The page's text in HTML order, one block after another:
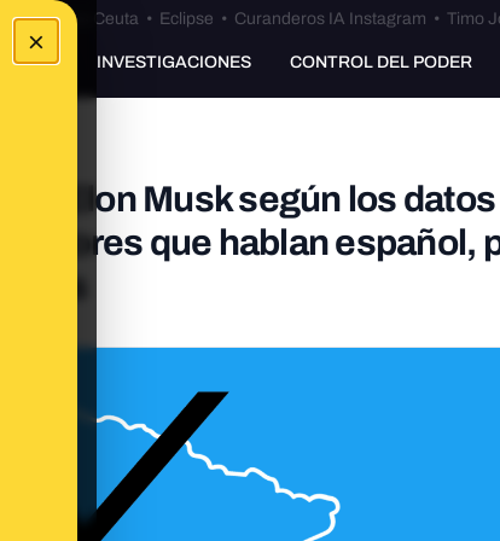
×
•Bulos Ceuta • Eclipse • Curanderos IA Instagram • Timo
INVESTIGACIONES CONTROL DEL PODER
de Elon Musk según los
que hablan español,